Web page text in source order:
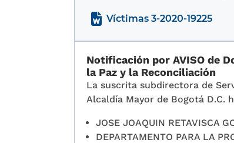
Víctimas 3-2020-19225
Notificación por AVISO de
la Paz y la Reconciliación
La suscrita subdirectora de
Alcaldía Mayor de Bogotá D.C.
JOSE JOAQUIN RETAVISCA
DEPARTAMENTO PARA LA